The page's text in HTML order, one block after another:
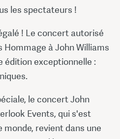
les spectateurs !
! Le concert autorisé
à John Williams
édition exceptionnelle :
le concert John
Events, qui s'est
revient dans une